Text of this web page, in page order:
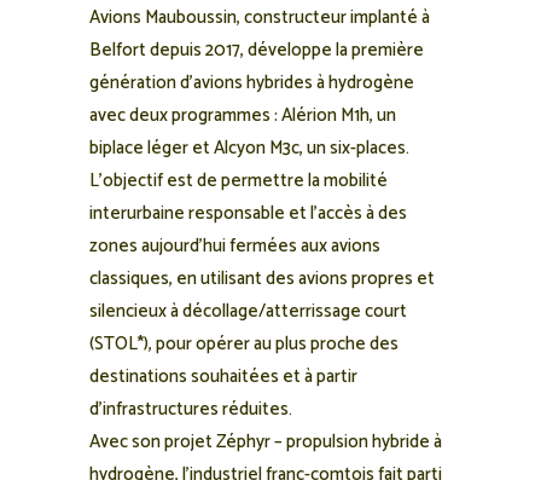
Avions Mauboussin, constructeur implanté à
Belfort depuis 2017, développe la première
génération d’avions hybrides à hydrogène
avec deux programmes : Alérion M1h, un
biplace léger et Alcyon M3c, un six-places.
L’objectif est de permettre la mobilité
interurbaine responsable et l’accès à des
zones aujourd’hui fermées aux avions
classiques, en utilisant des avions propres et
silencieux à décollage/atterrissage court
(STOL*), pour opérer au plus proche des
destinations souhaitées et à partir
d’infrastructures réduites.
Avec son projet Zéphyr – propulsion hybride à
hydrogène, l’industriel franc-comtois fait parti